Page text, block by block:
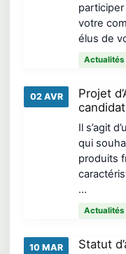
votre
élus de
Actualités
02 AVR
Projet
Il s’agit
qui
produits
…
Actualités
10 MAR
Statut